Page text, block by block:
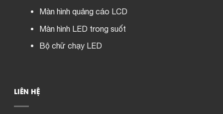
Màn hình quảng cáo LCD
Màn hình LED trong suốt
Bộ chữ chạy LED
LIÊN HỆ